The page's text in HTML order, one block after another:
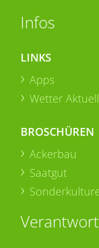
Infos
LINKS
Apps
Wetter Aktuell
BROSCHÜREN
Ackerbau
Saatgut